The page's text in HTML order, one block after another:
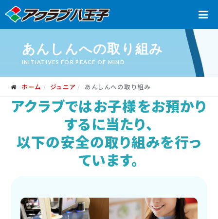
あんしんへの取り組み
INITIATIVES FOR PEACE OF MIND
ホーム ジュニア あんしんへの取り組み
アクラブではお子様をお預かり
するに当たり、
以下の安全の取り組みを行っ
ています。